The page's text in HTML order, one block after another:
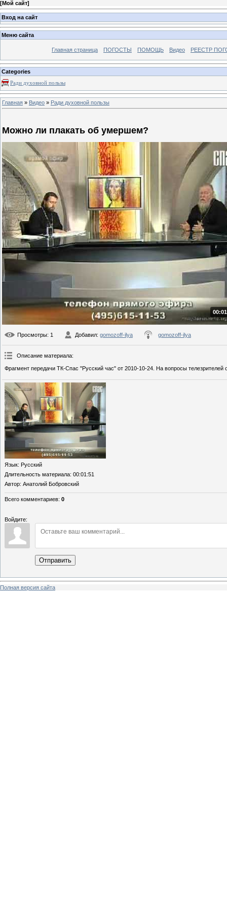
[Мой сайт]
Вход на сайт
Меню сайта
Главная страница ПОГОСТЫ ПОМОЩЬ Видео РЕЕСТР
Categories
Ради духовной пользы
Главная » Видео » Ради духовной пользы
Можно ли плакать об умершем?
Просмотры: 1 Добавил: gomozoff-ilya gomozoff-ilya
Описание материала:
Фрагмент передачи ТК-Спас "Русский час" от 2010-10-24. На вопросы
Язык: Русский
Длительность материала: 00:01:51
Автор: Анатолий Бобровский
Всего комментариев: 0
Войдите:
Отправить
Полная версия сайта